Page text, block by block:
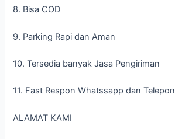
8. Bisa COD
9. Parking Rapi dan Aman
10. Tersedia banyak Jasa Pengiriman
11. Fast Respon Whatssapp dan Telepon
ALAMAT KAMI